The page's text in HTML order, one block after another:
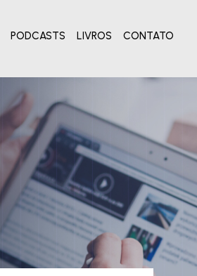
PODCASTS LIVROS CONTATO